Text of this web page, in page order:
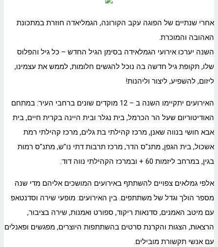
אחרי שנתיים של הפוגה עקב הקורונה, הגמליאדה חוזרת במתכונת
האהובה והמוכרת.
השנה יערכו אירועי הגמלאידה בסימן הגיל החדש – כל גיל והפלוס
שלו, תקופת גיל חדשה בה נוכל להגשים חלומות, לממש את עצמינו,
ליזום, להשפיע, ליצור וליהנות!
האירועים יתקיימו השנה ב – 12 מוקדים שונים ברחבי העיר: במתחם
האודיטוריום שעל הר הכרמל, בית נגלר ובית היינה בקרית חיים, בית
אבא חושי בנווה שאנן, מרכז קהילתי בת גלים, מרכז קהילתי רמת
אשכול, בית הגפן, מתנ"ס הדר, מרכז תרבות דתי נו"ש, מתנ"ס רמות
בגין, במרחב ליזמות 60 + ובמרכז הקהילתי נווה דוד.
אלפי גמלאים צפויים להשתתף באירועים המושכים אליהם מדי שנה
מספר הולך וגדל של משתתפים. בין האירועים: מופעי שירה וסדנטאפ
עם מיטב האמנים, סדנאות ריקוד, ספורט ואמנות, שירה בציבור,
הרצאות, הצגות והקרנת סרטים בהשתתפות היוצרים, מפגשים ופאנלים
עם אנשי תקשורת מובילים.